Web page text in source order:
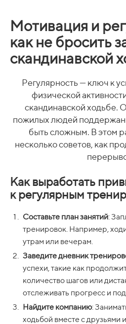
Мотивация и
как не бросить
скандинавской
Регулярность — ключ к
физической
скандинавской ходьбе.
пожилых людей
быть сложным. В этом
несколько советов, как
Как выработать
к регулярным
Составьте план занятий:
тренировок. Например,
утрам или вечерам.
Заведите дневник
успехи, такие как
количество шагов или
отслеживать прогресс и
Найдите компанию:
ходьбой вместе с друзьями